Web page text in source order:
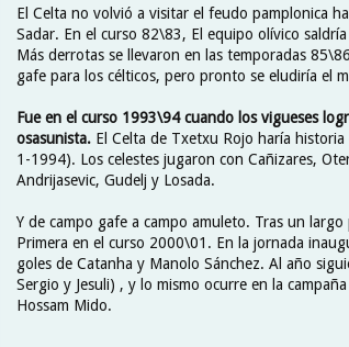
El Celta no volvió a visitar el feudo pamplonica
Sadar. En el curso 82\83, El equipo olívico
Más derrotas se llevaron en las temporadas
gafe para los célticos, pero pronto se eludiría el
Fue en el curso 1993\94 cuando los vigueses
osasunista. El Celta de Txetxu Rojo haría
1-1994). Los celestes jugaron con Cañizares,
Andrijasevic, Gudelj y Losada.
Y de campo gafe a campo amuleto. Tras un
Primera en el curso 2000\01. En la jornada
goles de Catanha y Manolo Sánchez. Al año
Sergio y Jesuli) , y lo mismo ocurre en la
Hossam Mido.